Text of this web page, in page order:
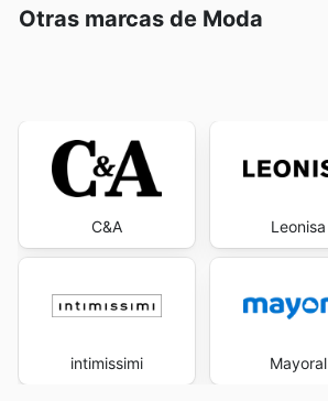
Otras marcas de Moda
C&A
intimissimi
Leonisa
Mayoral